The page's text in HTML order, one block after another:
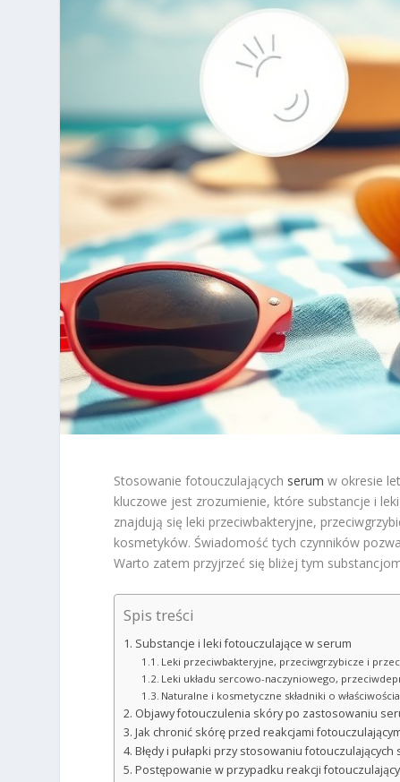
Stosowanie fotouczulających serum w okresie
kluczowe jest zrozumienie, które substancje i
znajdują się leki przeciwbakteryjne,
kosmetyków. Świadomość tych czynników
Warto zatem przyjrzeć się bliżej tym
Spis treści
Substancje i leki fotouczulające w serum
Leki przeciwbakteryjne, przeciwgrzybicze i
Leki układu sercowo-naczyniowego,
Naturalne i kosmetyczne składniki o
Objawy fotouczulenia skóry po zastosowaniu
Jak chronić skórę przed reakcjami
Błędy i pułapki przy stosowaniu fotouczulających
Postępowanie w przypadku reakcji